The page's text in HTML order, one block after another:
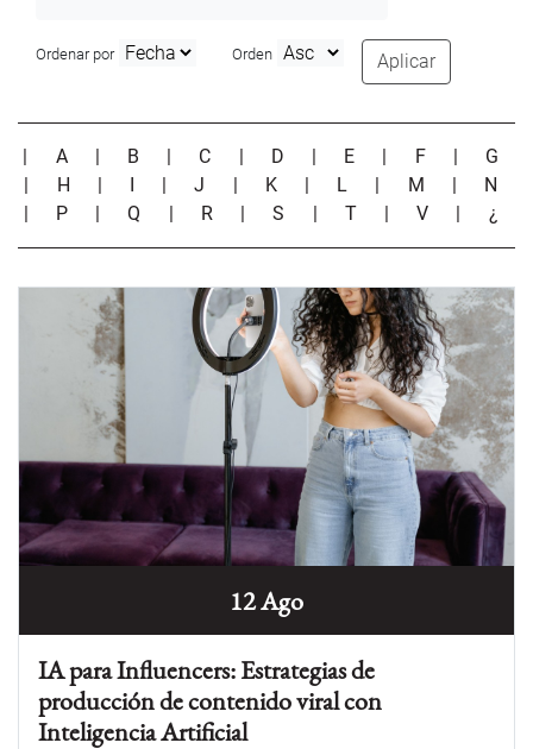
Ordenar por Orden Aplicar
| A | B | C | D | E | F | G
| H | I |J | K | L | M | N
| P |Q | R |S | T |V | ¿
12 Ago
IA para Influencers: Estrategias de
producción de contenido viral con
Inteligencia Artificial